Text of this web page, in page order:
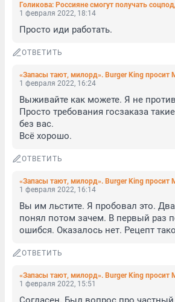
1 февраля 2022, 18:14
Просто иди работать.
ОТВЕТИТЬ
1 февраля 2022, 16:24
Выживайте как можете. Я не
Просто требования госзаказа
без вас.
Всё хорошо.
ОТВЕТИТЬ
1 февраля 2022, 16:14
Вы им льстите. Я пробовал это.
понял потом зачем. В первый раз
ошибся. Оказалось нет. Рецепт
ОТВЕТИТЬ
1 февраля 2022, 15:51